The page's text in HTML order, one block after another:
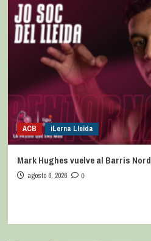
ACB iLerna Lleida
Mark Hughes vuelve al Barris Nord
agosto 6, 2026 0